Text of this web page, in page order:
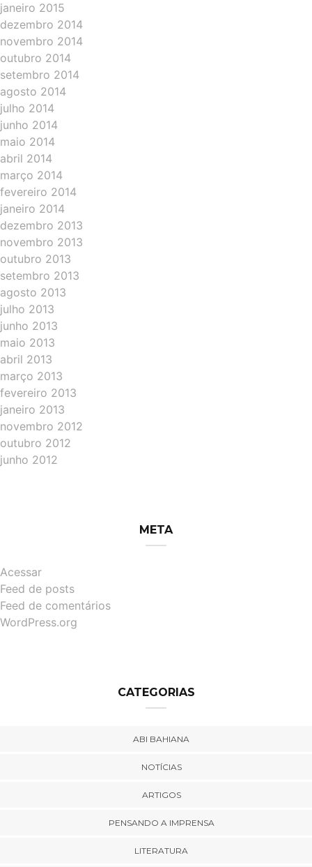
janeiro 2015
dezembro 2014
novembro 2014
outubro 2014
setembro 2014
agosto 2014
julho 2014
junho 2014
maio 2014
abril 2014
março 2014
fevereiro 2014
janeiro 2014
dezembro 2013
novembro 2013
outubro 2013
setembro 2013
agosto 2013
julho 2013
junho 2013
maio 2013
abril 2013
março 2013
fevereiro 2013
janeiro 2013
novembro 2012
outubro 2012
junho 2012
META
Acessar
Feed de posts
Feed de comentários
WordPress.org
CATEGORIAS
ABI BAHIANA
NOTÍCIAS
ARTIGOS
PENSANDO A IMPRENSA
LITERATURA